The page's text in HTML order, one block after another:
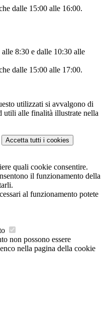
dalle 15:00 alle 16:00.
8:30 e dalle 10:30 alle
dalle 15:00 alle 17:00.
utilizzati si avvalgono di
utili alle finalità illustrate nella
Accetta tutti i cookies
quali cookie consentire.
il funzionamento della
al funzionamento potete
non possono essere
nella pagina della cookie